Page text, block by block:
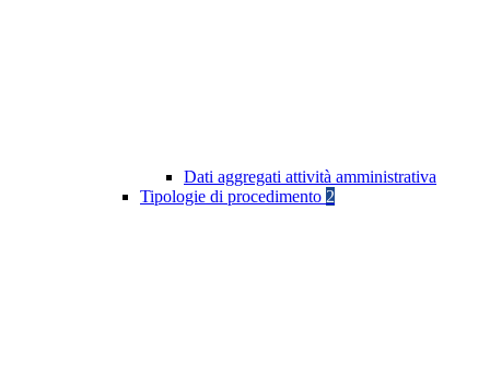
Dati aggregati attività amministrativa
Tipologie di procedimento 2